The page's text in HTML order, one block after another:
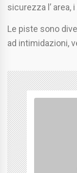
sicurezza l’ area,
Le piste sono
ad intimidazioni,